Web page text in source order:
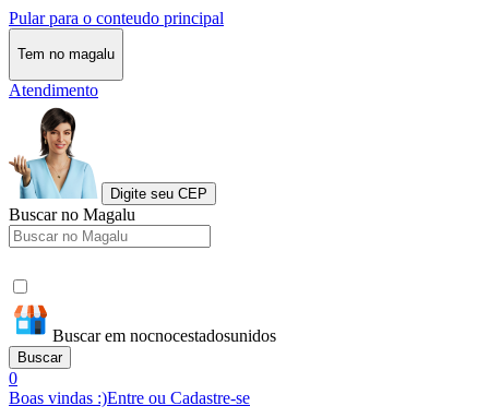
Pular para o conteudo principal
Tem no magalu
Atendimento
Digite seu CEP
Buscar no Magalu
Buscar em nocnocestadosunidos
Buscar
0
Boas vindas :)Entre ou Cadastre-se